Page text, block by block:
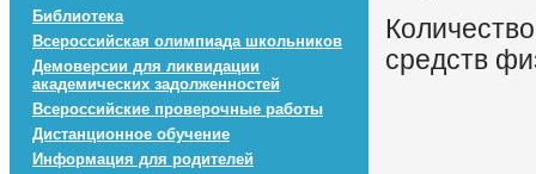
Библиотека
Всероссийская олимпиада школьников
Демоверсии для ликвидации
академических задолженностей
Всероссийские проверочные работы
Дистанционное обучение
Информация для родителей
средств